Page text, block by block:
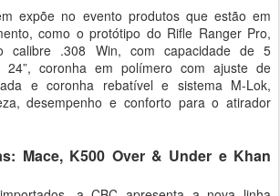
expõe no evento produtos que estão em
como o protótipo do Rifle Ranger Pro,
calibre .308 Win, com capacidade de 5
24”, coronha em polímero com ajuste de
e coronha rebatível e sistema M-Lok,
desempenho e conforto para o atirador
Mace, K500 Over & Under e Khan